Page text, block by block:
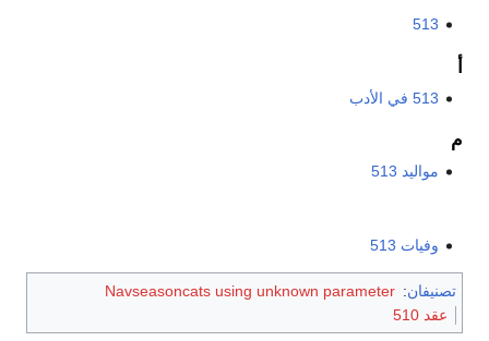
513
513 في الأدب
م
مواليد 513
وفيات 513
تصنيفان:
Navseasoncats using unknown parameter
عقد 510